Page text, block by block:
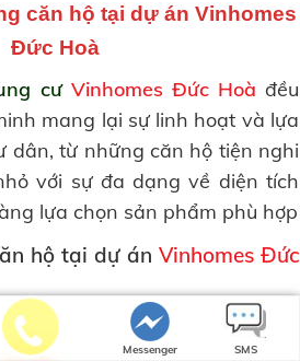
căn hộ tại dự án Vinhomes
Đức Hoà
cư Vinhomes Đức Hoàđều
mang lại sự linh hoạt và lựa
dân, từ những căn hộ tiện nghi
với sự đa dạng về diện tích
lựa chọn sản phẩm phù hợp
hộ tại dự án Vinhomes Đức
ngủ ( 36 – 49 m
Messenger SMS